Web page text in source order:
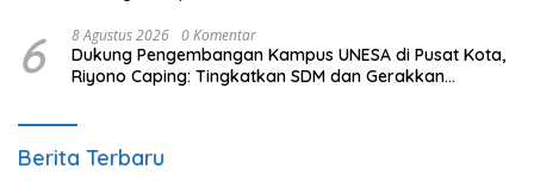
6 8 Agustus 2026 0 Komentar
Dukung Pengembangan Kampus UNESA di Pusat Kota,
Riyono Caping: Tingkatkan SDM dan Gerakkan
Berita Terbaru